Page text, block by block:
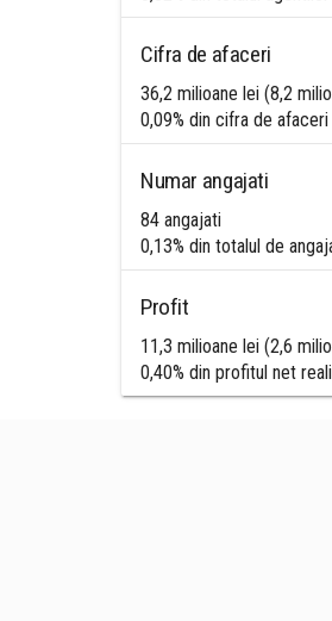
Cifra de afaceri
36,2 milioane lei (8,2
0,09% din cifra de
Numar angajati
84 angajati
0,13% din totalul de
Profit
11,3 milioane lei (2,6
0,40% din profitul net